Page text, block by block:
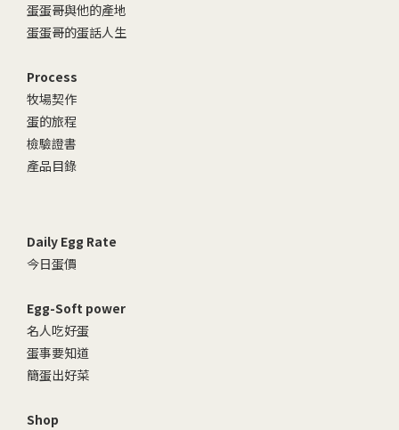
蛋蛋哥與他的產地
蛋蛋哥的蛋話人生
Process
牧場契作
蛋的旅程
檢驗證書
產品目錄
Daily Egg Rate
今日蛋價
Egg-Soft power
名人吃好蛋
蛋事要知道
簡蛋出好菜
Shop